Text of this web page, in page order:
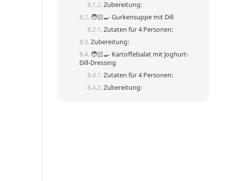
Zubereitung:
🧑🏻‍🍳 Gurkensuppe mit Dill
Zutaten für 4 Personen:
Zubereitung:
🧑🏻‍🍳 Kartoffelsalat mit Joghurt-
Dill-Dressing
Zutaten für 4 Personen:
Zubereitung: